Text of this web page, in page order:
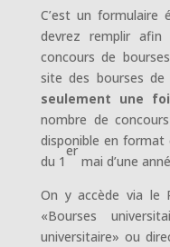
C’est un formulaire
devrez remplir
concours de
site des bourses de
seulement une
nombre de
disponible en format
du 1
er
mai d’une
On y accède via le
«Bourses
universitaire» ou